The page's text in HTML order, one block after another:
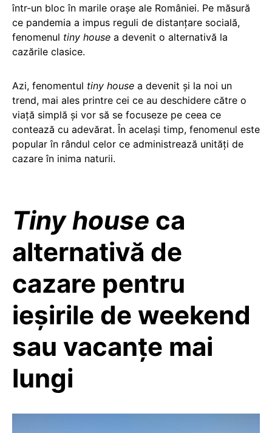
într-un bloc în marile orașe ale României. Pe măsură
ce pandemia a impus reguli de distanțare socială,
fenomenul tiny house a devenit o alternativă la
cazările clasice.
Azi, fenomentul tiny house a devenit și la noi un
trend, mai ales printre cei ce au deschidere către o
viață simplă și vor să se focuseze pe ceea ce
contează cu adevărat. În același timp, fenomenul este
popular în rândul celor ce administrează unități de
cazare în inima naturii.
Tiny house ca
alternativă de
cazare pentru
ieșirile de weekend
sau vacanțe mai
lungi